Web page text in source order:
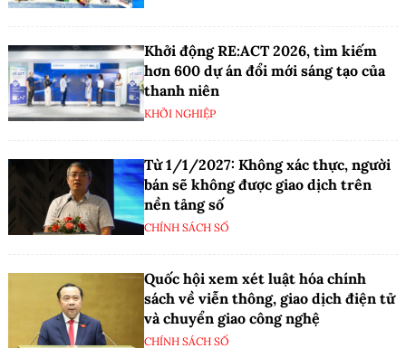
Khởi động RE:ACT 2026, tìm kiếm
hơn 600 dự án đổi mới sáng tạo của
thanh niên
KHỞI NGHIỆP
Từ 1/1/2027: Không xác thực, người
bán sẽ không được giao dịch trên
nền tảng số
CHÍNH SÁCH SỐ
Quốc hội xem xét luật hóa chính
sách về viễn thông, giao dịch điện tử
và chuyển giao công nghệ
CHÍNH SÁCH SỐ